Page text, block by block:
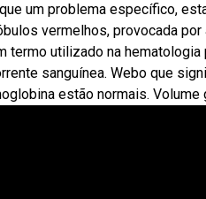
um problema específico,
vermelhos, provocada
termo utilizado na
sanguínea. Webo que
estão normais.